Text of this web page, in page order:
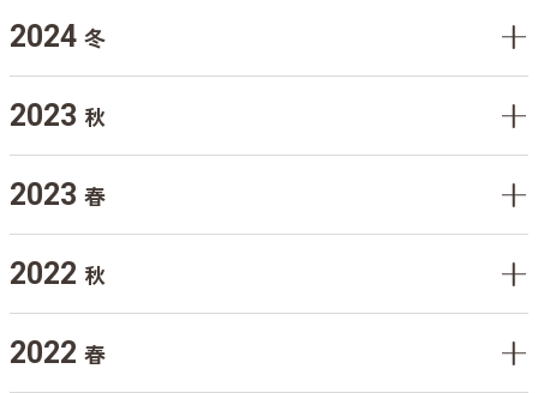
2024 冬
2023 秋
2023 春
2022 秋
2022 春